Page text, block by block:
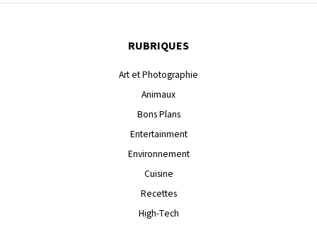
RUBRIQUES
Art et Photographie
Animaux
Bons Plans
Entertainment
Environnement
Cuisine
Recettes
High-Tech